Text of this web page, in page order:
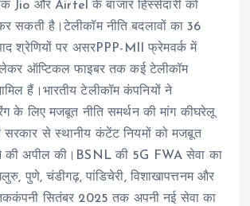
Jio और Airtel के बाजार हिस्सेदारी को
सकती है।टेलीकॉम नीति बदलावों का 36
श्रेणियों पर असरPPP-MII फ्रेमवर्क में
ऑप्टिकल फाइबर तक कई टेलीकॉम
हैं।भारतीय टेलीकॉम कंपनियों ने
के लिए मजबूत नीति समर्थन की मांग कीघरेलू
सरकार से स्थानीय कंटेंट नियमों को मजबूत
की अपील की।BSNL की 5G FWA सेवा का
पुणे, चंडीगढ़, पांडिचेरी, विशाखापत्तनम और
सितंबर 2025 तक अपनी नई सेवा का